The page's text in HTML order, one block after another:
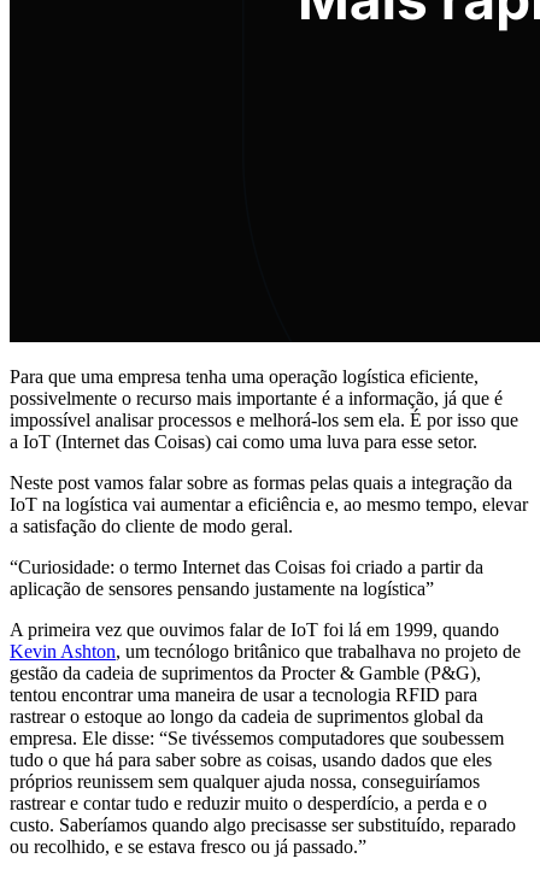
Para que uma empresa tenha uma operação logística eficiente,
possivelmente o recurso mais importante é a informação, já que é
impossível analisar processos e melhorá-los sem ela. É por isso que
a IoT (Internet das Coisas) cai como uma luva para esse setor.
Neste post vamos falar sobre as formas pelas quais a integração da
IoT na logística vai aumentar a eficiência e, ao mesmo tempo, elevar
a satisfação do cliente de modo geral.
“Curiosidade: o termo Internet das Coisas foi criado a partir da
aplicação de sensores pensando justamente na logística”
A primeira vez que ouvimos falar de IoT foi lá em 1999, quando
Kevin Ashton, um tecnólogo britânico que trabalhava no projeto de
gestão da cadeia de suprimentos da Procter & Gamble (P&G),
tentou encontrar uma maneira de usar a tecnologia RFID para
rastrear o estoque ao longo da cadeia de suprimentos global da
empresa. Ele disse: “Se tivéssemos computadores que soubessem
tudo o que há para saber sobre as coisas, usando dados que eles
próprios reunissem sem qualquer ajuda nossa, conseguiríamos
rastrear e contar tudo e reduzir muito o desperdício, a perda e o
custo. Saberíamos quando algo precisasse ser substituído, reparado
ou recolhido, e se estava fresco ou já passado.”